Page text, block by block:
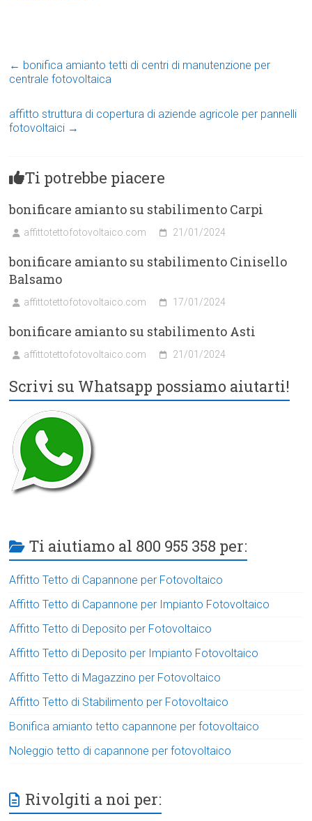
← bonifica amianto tetti di centri di manutenzione per
centrale fotovoltaica
affitto struttura di copertura di aziende agricole per pannelli
fotovoltaici →
Ti potrebbe piacere
bonificare amianto su stabilimento Carpi
affittotettofotovoltaico.com 21/01/2024
bonificare amianto su stabilimento Cinisello
Balsamo
affittotettofotovoltaico.com 17/01/2024
bonificare amianto su stabilimento Asti
affittotettofotovoltaico.com 21/01/2024
Scrivi su Whatsapp possiamo aiutarti!
Ti aiutiamo al 800 955 358 per:
Affitto Tetto di Capannone per Fotovoltaico
Affitto Tetto di Capannone per Impianto Fotovoltaico
Affitto Tetto di Deposito per Fotovoltaico
Affitto Tetto di Deposito per Impianto Fotovoltaico
Affitto Tetto di Magazzino per Fotovoltaico
Affitto Tetto di Stabilimento per Fotovoltaico
Bonifica amianto tetto capannone per fotovoltaico
Noleggio tetto di capannone per fotovoltaico
Rivolgiti a noi per: